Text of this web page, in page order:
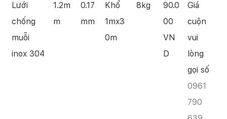
Lưới
chống
muỗi
inox 304
1.2m
m
0.17
mm
Khổ
1mx3
0m
8kg
90.0
00
VN
D
Giá
cuộn
vui
lòng
gọi số
0961
790